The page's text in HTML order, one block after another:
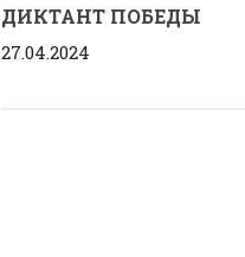
ДИКТАНТ ПОБЕДЫ
27.04.2024